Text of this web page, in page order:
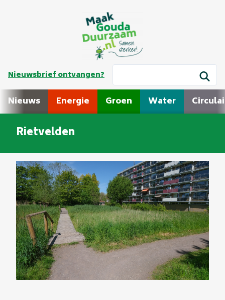
Nieuwsbrief ontvangen?
Nieuws Energie Groen Water
Rietvelden